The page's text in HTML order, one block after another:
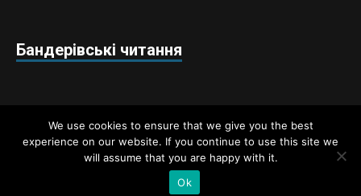
Бандерівські читання
Недержавний аналітичний центр «Українські студії
стратегічних досліджень» © 2018 / Всі права захищено
We use cookies to ensure that we give you the best
experience on our website. If you continue to use this site we
will assume that you are happy with it.
Ok